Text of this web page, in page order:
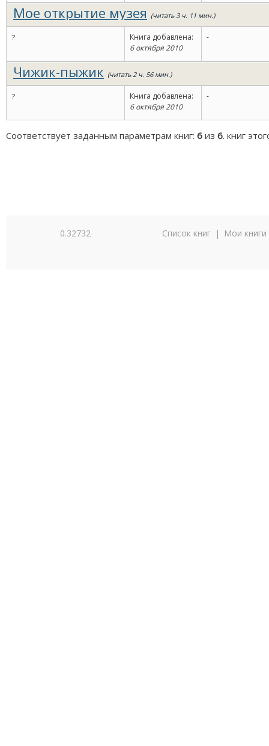
Мое открытие музея (читать 3 ч. 11 мин.)
?
Книга добавлена:
6 октября 2010
-
Чижик-пыжик (читать 2 ч. 56 мин.)
?
Книга добавлена:
6 октября 2010
-
Соответствует заданным параметрам книг: 6 из 6. книг
0.32732 Список книг | Мои книги